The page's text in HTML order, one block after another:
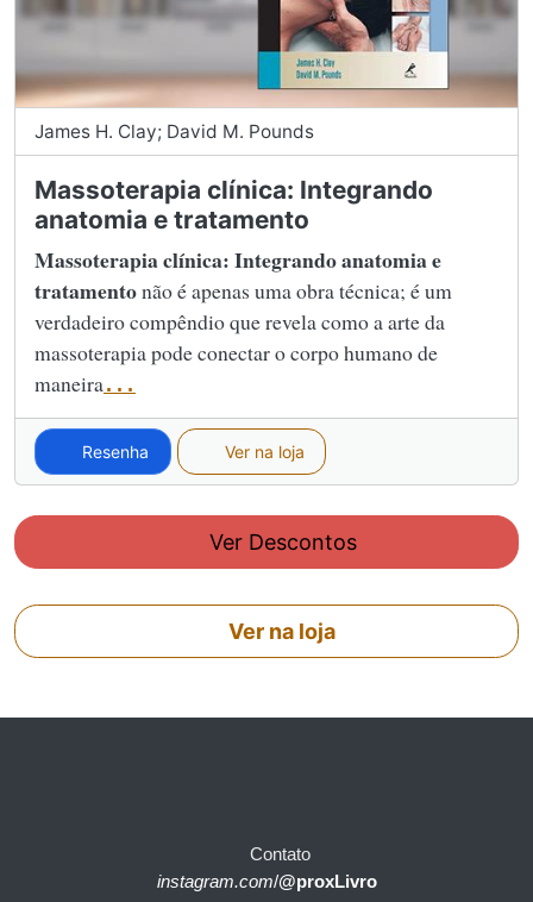
James H. Clay; David M. Pounds
Massoterapia clínica: Integrando
anatomia e tratamento
Massoterapia clínica: Integrando anatomia e
tratamentonão é apenas uma obra técnica; é um
verdadeiro compêndio que revela como a arte da
massoterapia pode conectar o corpo humano de
maneira...
Resenha Ver na loja
Ver Descontos
Ver na loja
Contato
instagram.com/@proxLivro